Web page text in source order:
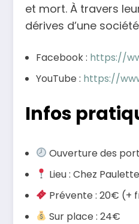
et mort. À travers
dérives d’une
Facebook : https://
YouTube : https://
Infos
Ouverture des
Lieu : Chez Paulette
Prévente : 20€ (+
Sur place : 24€